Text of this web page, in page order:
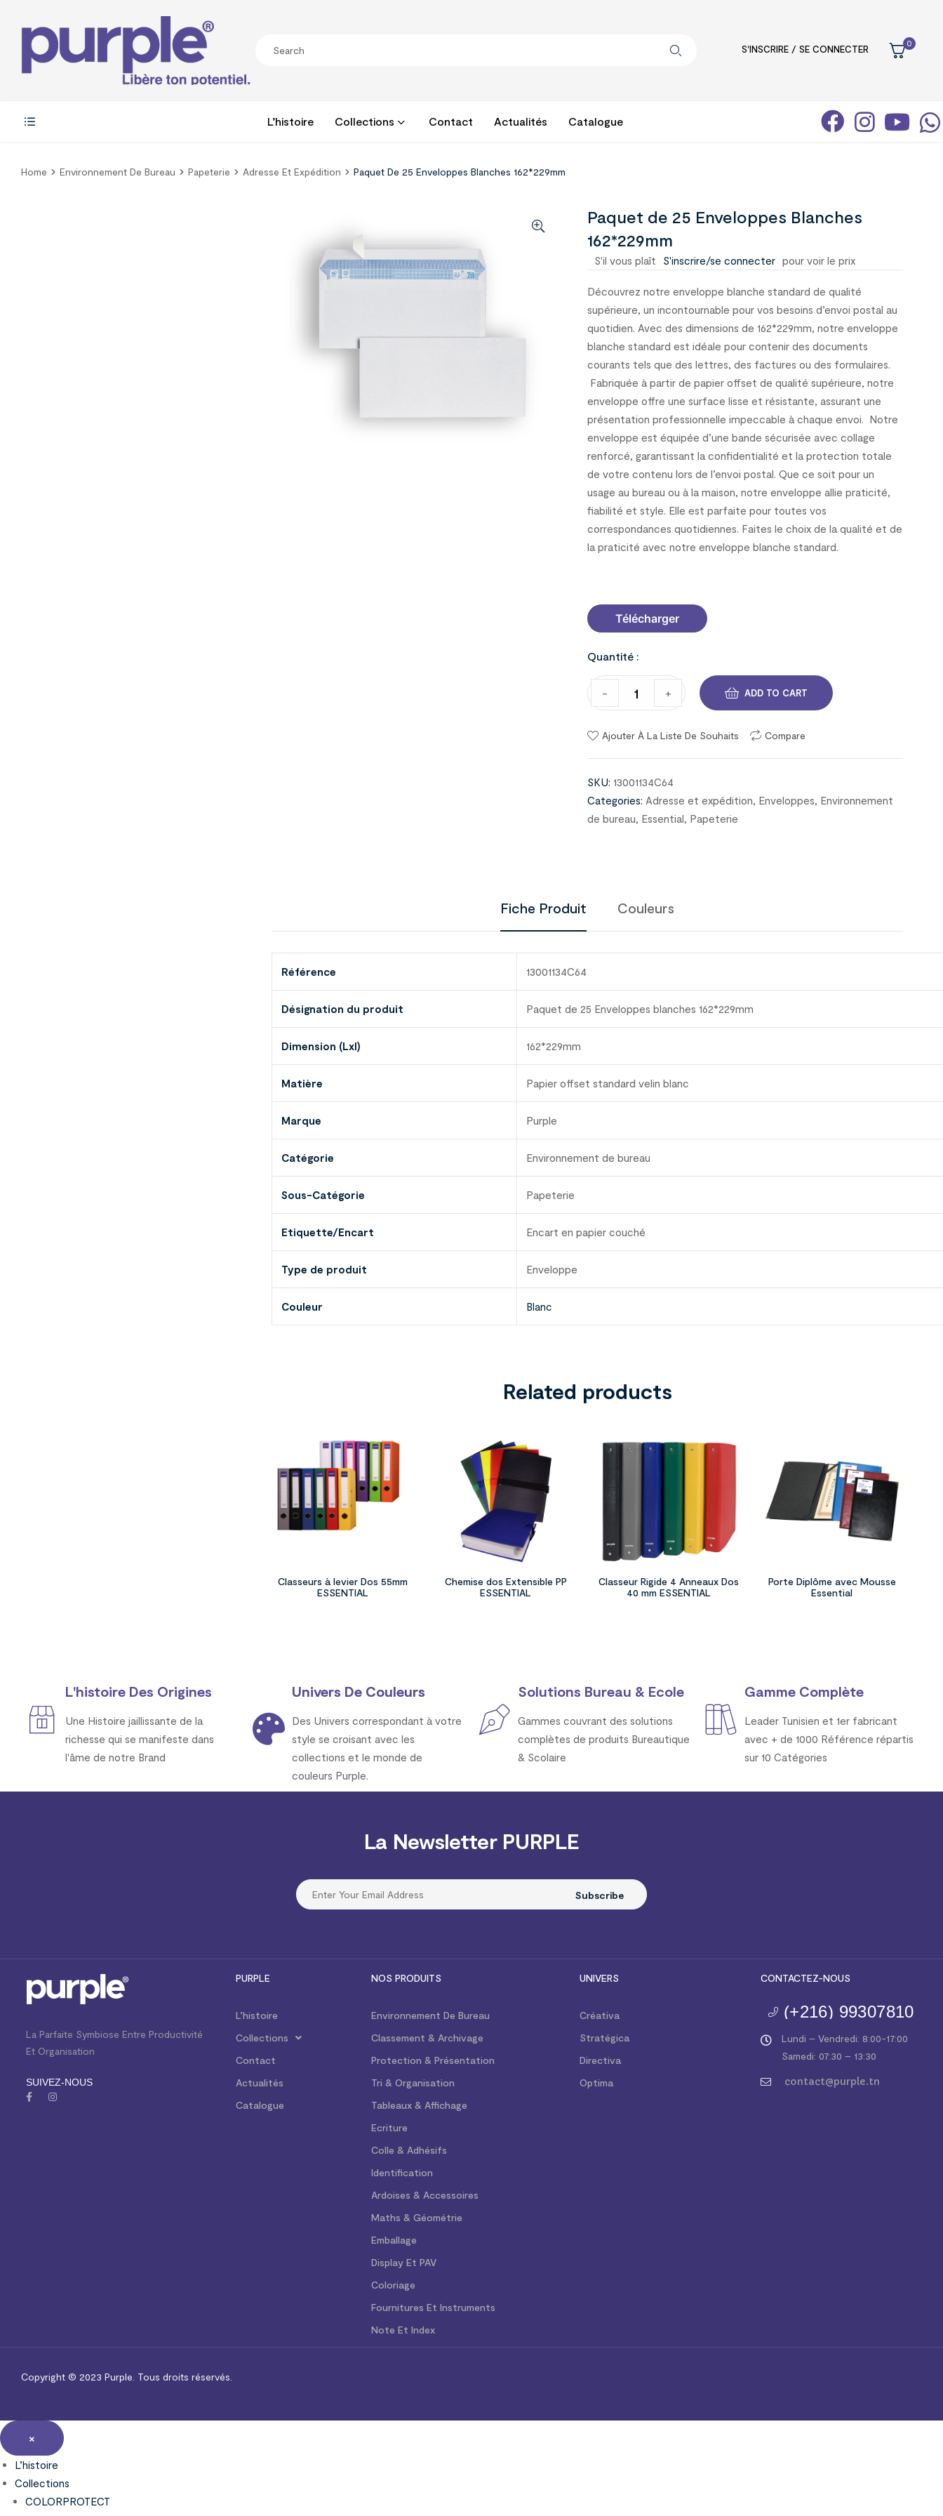
S'INSCRIRE / SE CONNECTER
0
L’histoire Collections Contact Actualités Catalogue
Home Environnement De Bureau Papeterie Adresse Et Expédition Paquet De 25 Enveloppes Blanches 162*229mm
Paquet de 25 Enveloppes Blanches
162*229mm
S'il vous plaît S'inscrire/se connecter pour voir le prix
Découvrez notre enveloppe blanche standard de qualité
supérieure, un incontournable pour vos besoins d’envoi postal au
quotidien. Avec des dimensions de 162*229mm, notre enveloppe
blanche standard est idéale pour contenir des documents
courants tels que des lettres, des factures ou des formulaires.
Fabriquée à partir de papier offset de qualité supérieure, notre
enveloppe offre une surface lisse et résistante, assurant une
présentation professionnelle impeccable à chaque envoi. Notre
enveloppe est équipée d’une bande sécurisée avec collage
renforcé, garantissant la confidentialité et la protection totale
de votre contenu lors de l’envoi postal. Que ce soit pour un
usage au bureau ou à la maison, notre enveloppe allie praticité,
fiabilité et style. Elle est parfaite pour toutes vos
correspondances quotidiennes. Faites le choix de la qualité et de
la praticité avec notre enveloppe blanche standard.
Télécharger
Quantité :
- + ADD TO CART
Ajouter À La Liste De Souhaits Compare
SKU: 13001134C64
Categories: Adresse et expédition, Enveloppes, Environnement
de bureau, Essential, Papeterie
Fiche Produit Couleurs
Référence 13001134C64
Désignation du produit Paquet de 25 Enveloppes blanches 162*229mm
Dimension (Lxl) 162*229mm
Matière Papier offset standard velin blanc
Marque Purple
Catégorie Environnement de bureau
Sous-Catégorie Papeterie
Etiquette/Encart Encart en papier couché
Type de produit Enveloppe
Couleur Blanc
Related products
Classeurs à levier Dos 55mm
ESSENTIAL
Chemise dos Extensible PP
ESSENTIAL
Classeur Rigide 4 Anneaux Dos
40 mm ESSENTIAL
Porte Diplôme avec Mousse
Essential
L'histoire Des Origines
Une Histoire jaillissante de la
richesse qui se manifeste dans
l'âme de notre Brand
Univers De Couleurs
Des Univers correspondant à votre
style se croisant avec les
collections et le monde de
couleurs Purple.
Solutions Bureau & Ecole
Gammes couvrant des solutions
complètes de produits Bureautique
& Scolaire
Gamme Complète
Leader Tunisien et 1er fabricant
avec + de 1000 Référence répartis
sur 10 Catégories
La Newsletter PURPLE
Subscribe
La Parfaite Symbiose Entre Productivité
Et Organisation
SUIVEZ-NOUS
PURPLE
L’histoire
Collections
Contact
Actualités
Catalogue
NOS PRODUITS
Environnement De Bureau
Classement & Archivage
Protection & Présentation
Tri & Organisation
Tableaux & Affichage
Ecriture
Colle & Adhésifs
Identification
Ardoises & Accessoires
Maths & Géométrie
Emballage
Display Et PAV
Coloriage
Fournitures Et Instruments
Note Et Index
UNIVERS
Créativa
Stratégica
Directiva
Optima
CONTACTEZ-NOUS
(+216) 99307810
Lundi – Vendredi: 8:00-17:00
Samedi: 07:30 – 13:30
contact@purple.tn
Copyright © 2023 Purple. Tous droits réservés.
×
L’histoire
Collections
COLORPROTECT